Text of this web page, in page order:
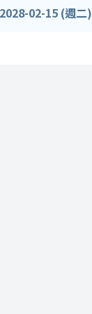
2028-02-15 (週二)